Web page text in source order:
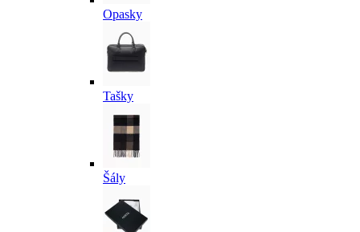
Opasky
Tašky
Šály